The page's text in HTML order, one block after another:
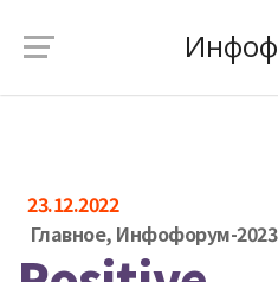
23.12.2022
Главное, Инфофорум-2023